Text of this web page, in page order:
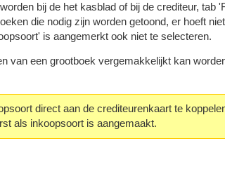
bij de het kasblad of bij de crediteur, tab
die nodig zijn worden getoond, er hoeft
is aangemerkt ook niet te selecteren.
van een grootboek vergemakkelijkt kan
direct aan de crediteurenkaart te
als inkoopsoort is aangemaakt.